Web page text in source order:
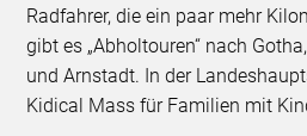
Radfahrer, die ein paar mehr
gibt es „Abholtouren“ nach
und Arnstadt. In der
Kidical Mass für Familien mit